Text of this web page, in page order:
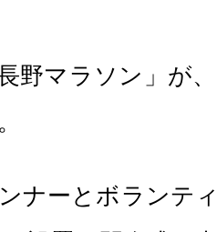
野マラソン」が
ナーとボランテ